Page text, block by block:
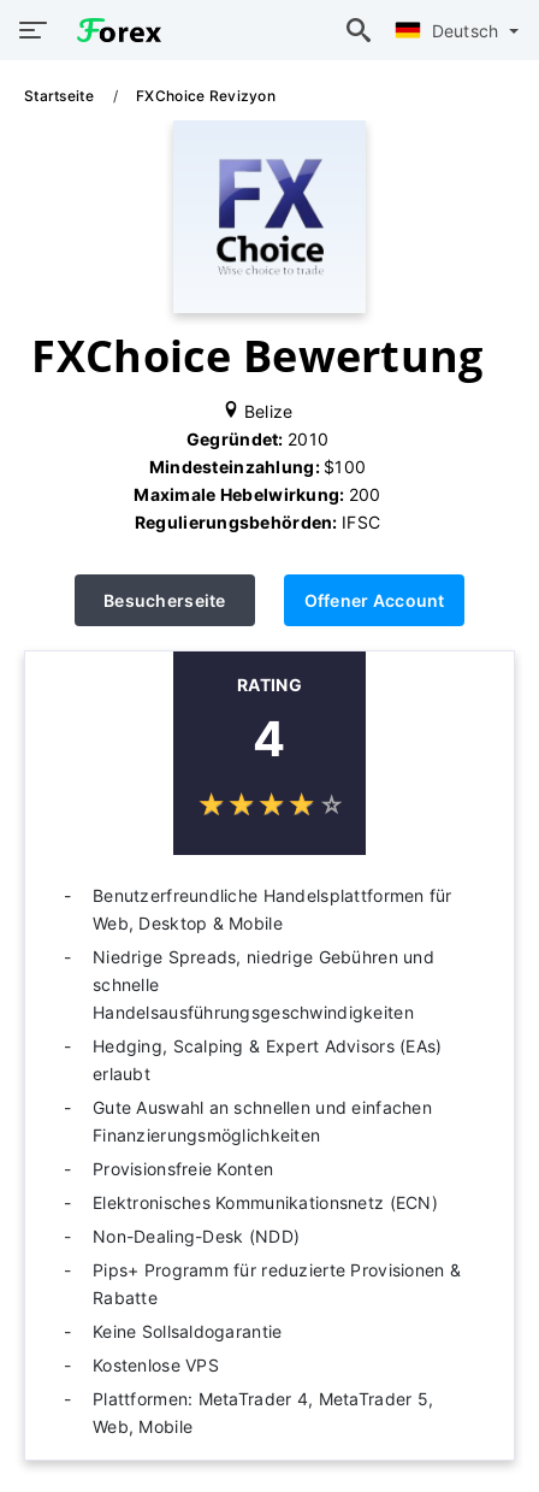
Deutsch
Startseite FXChoice Revizyon
FXChoice Bewertung
Belize
Gegründet: 2010
Mindesteinzahlung: $100
Maximale Hebelwirkung: 200
Regulierungsbehörden: IFSC
Besucherseite Offener Account
RATING
4
☆☆☆☆ ☆
★★★★ ★
Benutzerfreundliche Handelsplattformen für
Web, Desktop & Mobile
Niedrige Spreads, niedrige Gebühren und
schnelle
Handelsausführungsgeschwindigkeiten
Hedging, Scalping & Expert Advisors (EAs)
erlaubt
Gute Auswahl an schnellen und einfachen
Finanzierungsmöglichkeiten
Provisionsfreie Konten
Elektronisches Kommunikationsnetz (ECN)
Non-Dealing-Desk (NDD)
Pips+ Programm für reduzierte Provisionen &
Rabatte
Keine Sollsaldogarantie
Kostenlose VPS
Plattformen: MetaTrader 4, MetaTrader 5,
Web, Mobile